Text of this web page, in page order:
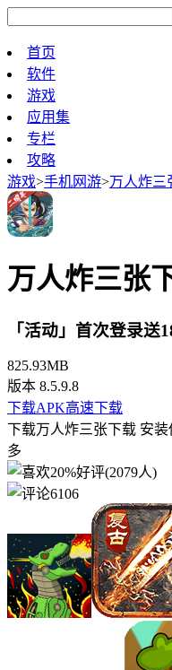
首页
软件
游戏
应用集
专栏
攻略
游戏>手机网游>万人炸三
万人炸三张
「活动」首次登录送
825.93MB
版本 8.5.9.8
下载APK高速下载
下载万人炸三张下载 安
多
20%好评(2079人)
6106